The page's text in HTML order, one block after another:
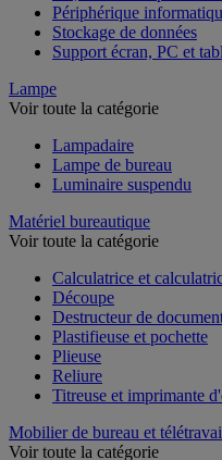
PC, ordinateur portable
Périphérique informatique
Stockage de données
Lampe
Lampadaire
Lampe de bureau
Matériel bureautique
Calculatrice et
Découpe
Destructeur de documents
Plastifieuse et pochette
Plieuse
Reliure
Mobilier de bureau et télétravail